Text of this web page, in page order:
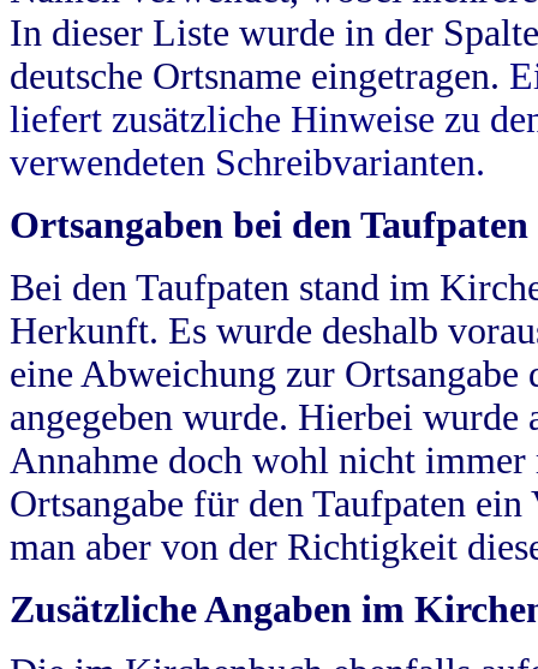
In dieser Liste wurde in der
deutsche Ortsname eingetragen.
liefert zusätzliche Hinweise zu
verwendeten Schreibvarianten.
Ortsangaben bei den Taufpaten
Bei den Taufpaten stand im
Herkunft. Es wurde deshalb
eine Abweichung zur
angegeben wurde. Hierbei wurde
Annahme doch wohl nicht
Ortsangabe für den Taufpaten
man aber von der Richtigkeit
Zusätzliche Angaben im